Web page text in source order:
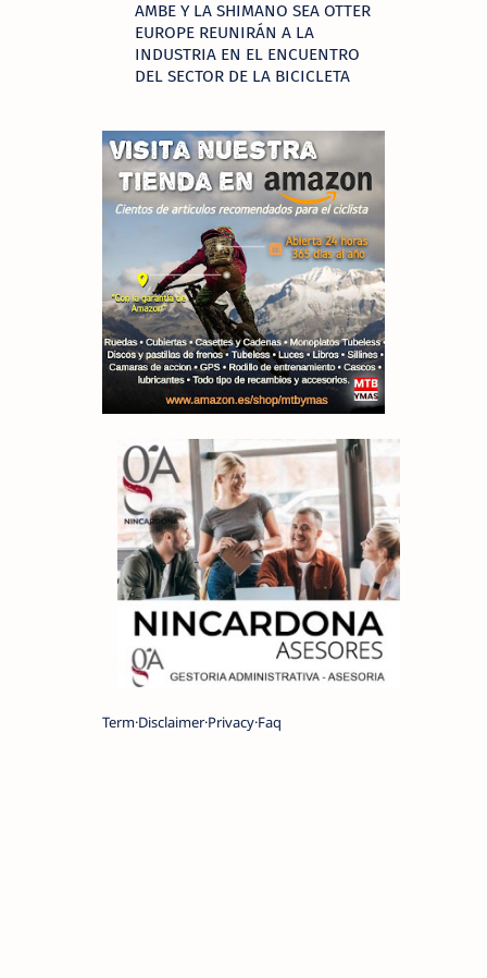
AMBE Y LA SHIMANO SEA OTTER
EUROPE REUNIRÁN A LA
INDUSTRIA EN EL ENCUENTRO
DEL SECTOR DE LA BICICLETA
Term Disclaimer Privacy Faq